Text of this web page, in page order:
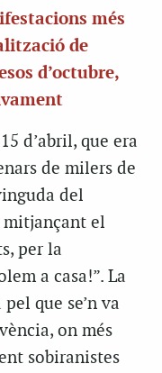
més
de
d’octubre,
d’abril, que era
de milers de
del
mitjançant el
per la
a casa!”. La
que se’n va
on més
sobiranistes